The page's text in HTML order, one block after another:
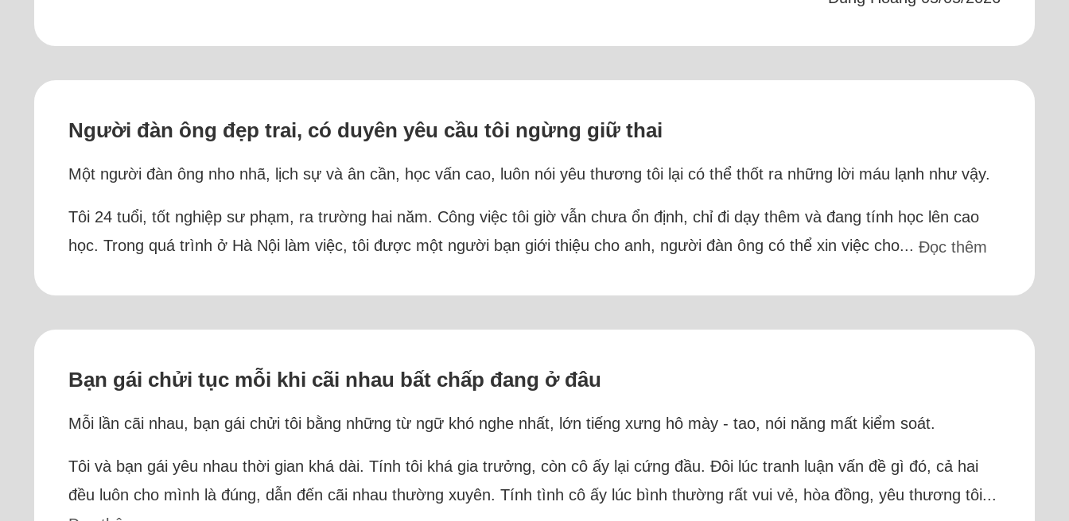
Người đàn ông đẹp trai, có duyên yêu cầu tôi ngừng giữ thai
Một người đàn ông nho nhã, lịch sự và ân cần, học vấn cao, luôn nói yêu thương tôi lại có thể thốt ra những lời máu lạnh như vậy.
Tôi 24 tuổi, tốt nghiệp sư phạm, ra trường hai năm. Công việc tôi giờ vẫn chưa ổn định, chỉ đi dạy thêm và đang tính học lên cao
học. Trong quá trình ở Hà Nội làm việc, tôi được một người bạn giới thiệu cho anh, người đàn ông có thể xin việc cho...Đọc thêm
Bạn gái chửi tục mỗi khi cãi nhau bất chấp đang ở đâu
Mỗi lần cãi nhau, bạn gái chửi tôi bằng những từ ngữ khó nghe nhất, lớn tiếng xưng hô mày - tao, nói năng mất kiểm soát.
Tôi và bạn gái yêu nhau thời gian khá dài. Tính tôi khá gia trưởng, còn cô ấy lại cứng đầu. Đôi lúc tranh luận vấn đề gì đó, cả hai
đều luôn cho mình là đúng, dẫn đến cãi nhau thường xuyên. Tính tình cô ấy lúc bình thường rất vui vẻ, hòa đồng, yêu thương tôi...